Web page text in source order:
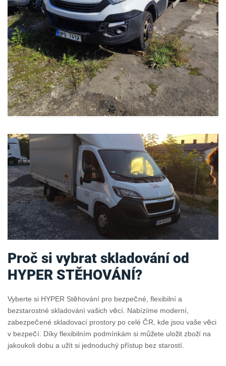
Proč si vybrat skladování od
HYPER STĚHOVÁNÍ?
Vyberte si HYPER Stěhování pro bezpečné, flexibilní a
bezstarostné skladování vašich věcí. Nabízíme moderní,
zabezpečené skladovací prostory po celé ČR, kde jsou vaše věci
v bezpečí. Díky flexibilním podmínkám si můžete uložit zboží na
jakoukoli dobu a užít si jednoduchý přístup bez starostí.